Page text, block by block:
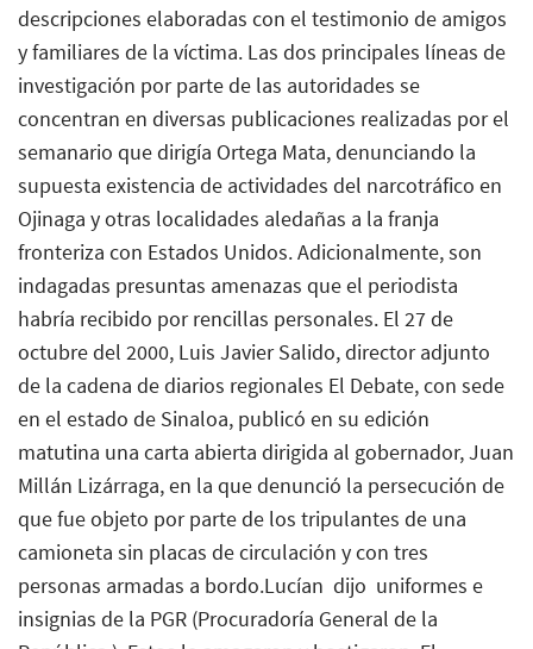
descripciones elaboradas con el testimonio de amigos
y familiares de la víctima. Las dos principales líneas de
investigación por parte de las autoridades se
concentran en diversas publicaciones realizadas por el
semanario que dirigía Ortega Mata, denunciando la
supuesta existencia de actividades del narcotráfico en
Ojinaga y otras localidades aledañas a la franja
fronteriza con Estados Unidos. Adicionalmente, son
indagadas presuntas amenazas que el periodista
habría recibido por rencillas personales. El 27 de
octubre del 2000, Luis Javier Salido, director adjunto
de la cadena de diarios regionales El Debate, con sede
en el estado de Sinaloa, publicó en su edición
matutina una carta abierta dirigida al gobernador, Juan
Millán Lizárraga, en la que denunció la persecución de
que fue objeto por parte de los tripulantes de una
camioneta sin placas de circulación y con tres
personas armadas a bordo.Lucían  dijo  uniformes e
insignias de la PGR (Procuradoría General de la